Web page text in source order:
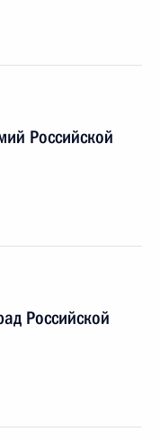
Российской
Российской